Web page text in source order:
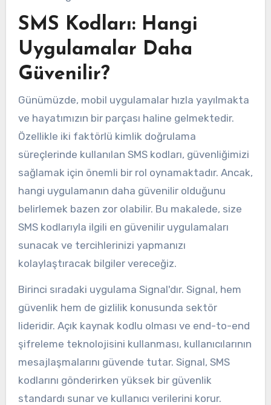
SMS Kodları: Hangi
Uygulamalar Daha
Güvenilir?
Günümüzde, mobil uygulamalar hızla yayılmakta
ve hayatımızın bir parçası haline gelmektedir.
Özellikle iki faktörlü kimlik doğrulama
süreçlerinde kullanılan SMS kodları, güvenliğimizi
sağlamak için önemli bir rol oynamaktadır. Ancak,
hangi uygulamanın daha güvenilir olduğunu
belirlemek bazen zor olabilir. Bu makalede, size
SMS kodlarıyla ilgili en güvenilir uygulamaları
sunacak ve tercihlerinizi yapmanızı
kolaylaştıracak bilgiler vereceğiz.
Birinci sıradaki uygulama Signal'dır. Signal, hem
güvenlik hem de gizlilik konusunda sektör
lideridir. Açık kaynak kodlu olması ve end-to-end
şifreleme teknolojisini kullanması, kullanıcılarının
mesajlaşmalarını güvende tutar. Signal, SMS
kodlarını gönderirken yüksek bir güvenlik
standardı sunar ve kullanıcı verilerini korur.